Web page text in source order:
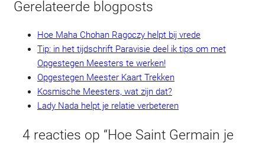
Gerelateerde blogposts
Hoe Maha Chohan Ragoczy helpt bij vrede
Tip: in het tijdschrift Paravisie deel ik tips om met
Opgestegen Meesters te werken!
Opgestegen Meester Kaart Trekken
Kosmische Meesters, wat zijn dat?
Lady Nada helpt je relatie verbeteren
4 reacties op “Hoe Saint Germain je